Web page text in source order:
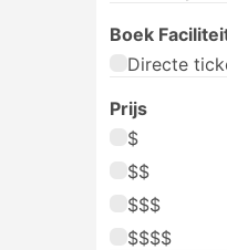
Boek
Directe
Prijs
$
$$
$$$
$$$$